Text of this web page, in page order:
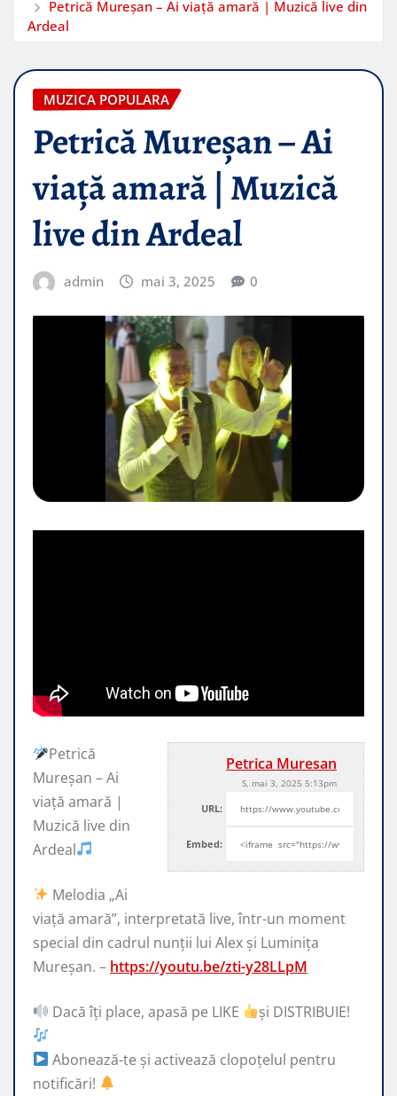
Petrică Mureșan – Ai viață amară | Muzică live din
Ardeal
MUZICA POPULARA
Petrică Mureșan – Ai
viață amară | Muzică
live din Ardeal
admin mai 3, 2025 0
Petrica Muresan
S, mai 3, 2025 5:13pm
URL:
Embed:
Petrică
Mureșan – Ai
viață amară |
Muzică live din
Ardeal
Melodia „Ai
viață amară”, interpretată live, într-un moment
special din cadrul nunții lui Alex și Luminița
Mureșan. – https://youtu.be/zti-y28LLpM
Dacă îți place, apasă pe LIKE și DISTRIBUIE!
Abonează-te și activează clopoțelul pentru
notificări!